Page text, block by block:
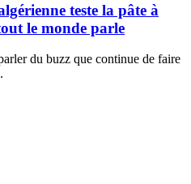
teste la pâte à
le monde parle
du buzz que continue de faire